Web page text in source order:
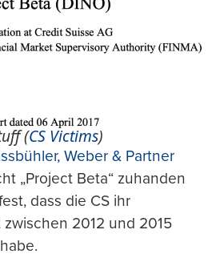
(CS Victims)
Weber & Partner
„Project Beta“ zuhanden
dass die CS ihr
2012 und 2015